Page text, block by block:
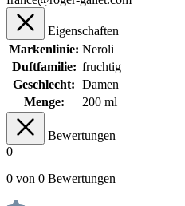
Eigenschaften
Markenlinie: Neroli
Duftfamilie: fruchtig
Geschlecht: Damen
Menge:
200 ml
Bewertungen
0
0 von 0 Bewertungen